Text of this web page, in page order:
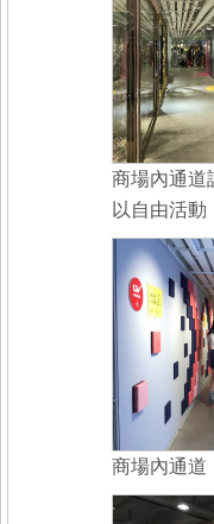
商場內通道
以自由活動
商場內通道